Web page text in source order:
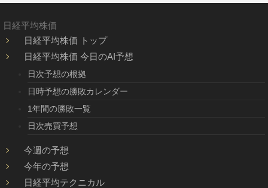
日経平均株価
日経平均株価 トップ
日経平均株価 今日のAI予想
日次予想の根拠
日時予想の勝敗カレンダー
1年間の勝敗一覧
日次売買予想
今週の予想
今年の予想
日経平均テクニカル